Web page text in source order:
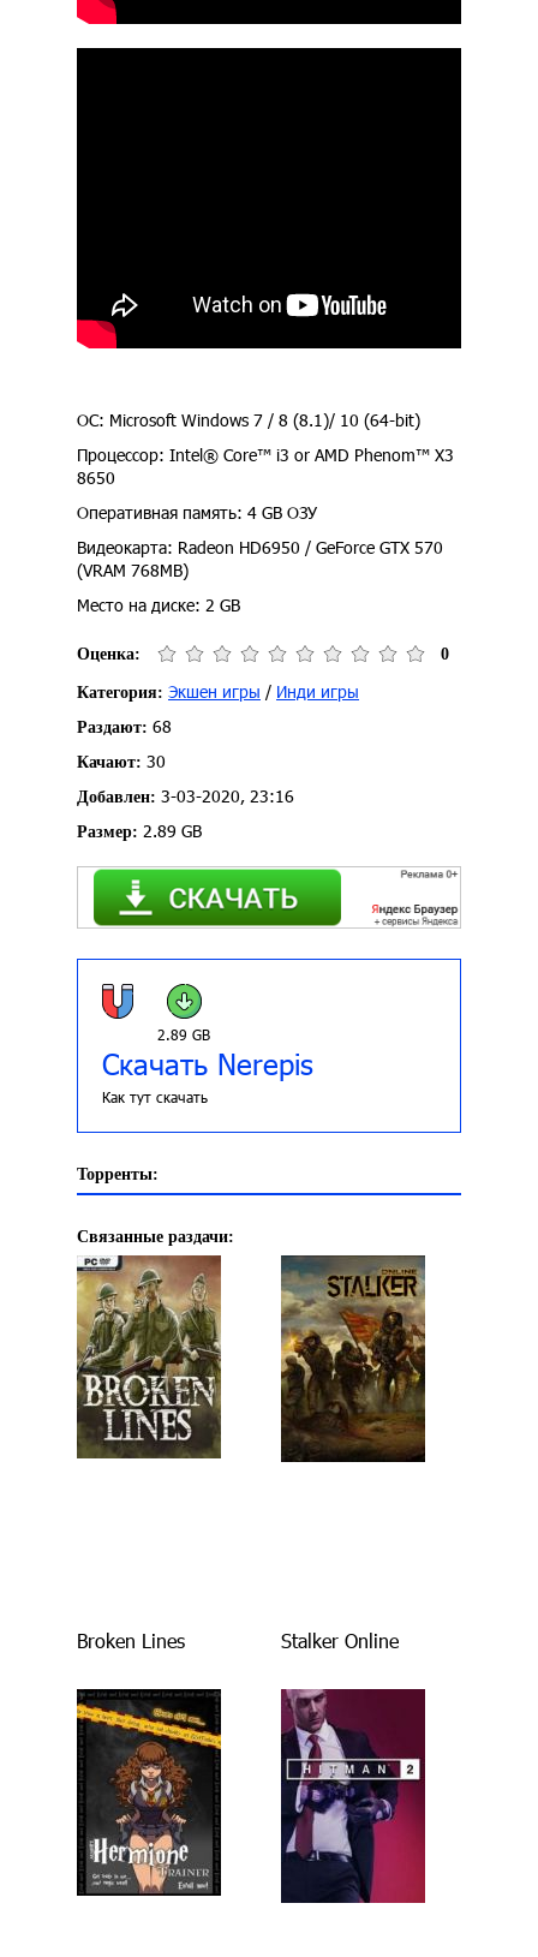
ОС: Microsoft Windows 7 / 8 (8.1)/ 10 (64-bit)
Процессор: Intel® Core™ i3 or AMD Phenom™ X3
8650
Оперативная память: 4 GB ОЗУ
Видеокарта: Radeon HD6950 / GeForce GTX 570
(VRAM 768MB)
Место на диске: 2 GB
Оценка: 0
Категория: Экшен игры / Инди игры
Раздают: 68
Качают: 30
Добавлен: 3-03-2020, 23:16
Размер: 2.89 GB
2.89 GB
Скачать Nerepis
Как тут скачать
Торренты:
Связанные раздачи:
Broken Lines Stalker Online